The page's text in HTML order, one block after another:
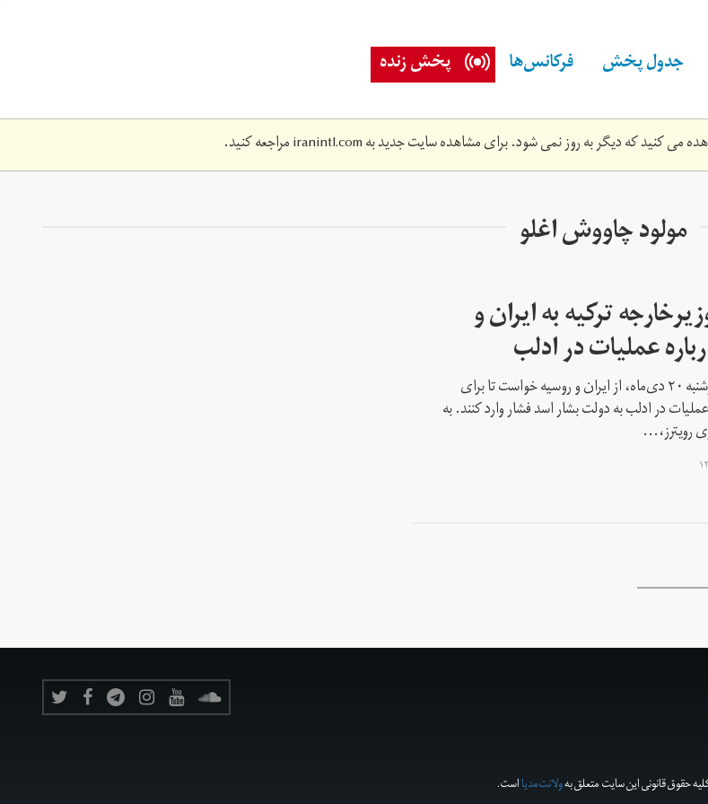
جدول پخش فرکانس‌ها پخش زنده
می کنید که دیگر به روز نمی شود. برای مشاهده سایت جدید بهiranintl.comمراجعه کنید.
مولود چاووش اغلو
ترکیه به ایران و
عملیات در ادلب
ترکیه روز چهارشنبه ۲۰ دی‌ماه، از ایران و روسیه خواست تا برای
در ادلب به دولت بشار اسد فشار وارد کنند. به
رویترز،...
حقوق قانونی این سایت متعلق بهولانت‌مدیااست.